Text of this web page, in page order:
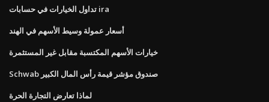
تداول الخيارات في حسابات ira
أسعار عمولة وسيط الأسهم في الهند
خيارات الأسهم المكتسبة مقابل غير المستثمرة
Schwab صندوق مؤشر قيمة رأس المال الكبير
لماذا تعارض التجارة الحرة